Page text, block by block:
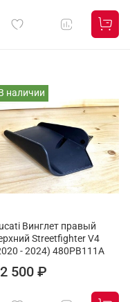
наличии
Винглет правый
Streetfighter V4
- 2024) 480PB111A
500 ₽